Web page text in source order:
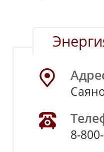
8-